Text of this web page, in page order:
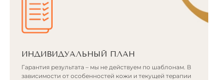
ИНДИВИДУАЛЬНЫЙ ПЛАН
Гарантия результата – мы не действуем по шаблонам. В
зависимости от особенностей кожи и текущей терапии